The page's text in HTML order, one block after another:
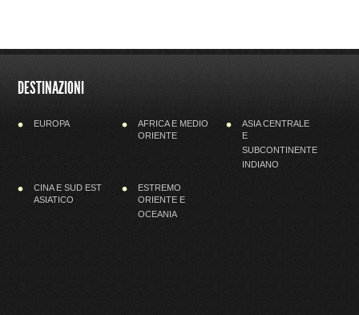
DESTINAZIONI
EUROPA AFRICA E MEDIO
ORIENTE
ASIA CENTRALE
E
SUBCONTINENTE
INDIANO
CINA E SUD EST
ASIATICO
ESTREMO
ORIENTE E
OCEANIA